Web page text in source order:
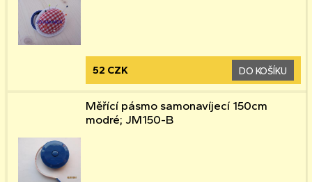
52 CZK DO KOŠÍKU
Měřící pásmo samonavíjecí 150cm
modré; JM150-B